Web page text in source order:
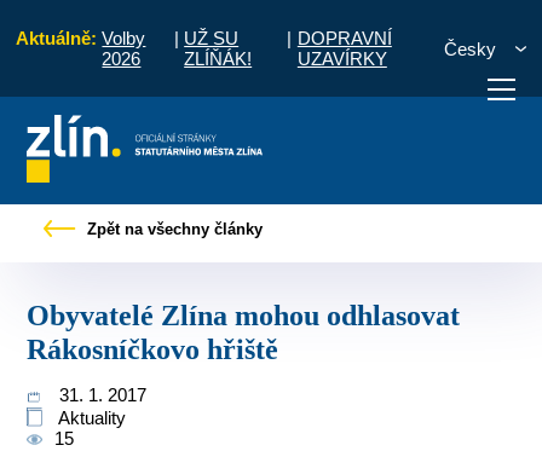
Aktuálně: Volby
2026
| UŽ SU
ZLÍŇÁK!
| DOPRAVNÍ
UZAVÍRKY
Česky
vyřídit Potřebuji zaplatit
Zpět na všechny články
Obyvatelé Zlína mohou odhlasovat
Rákosníčkovo hřiště
31. 1. 2017
Aktuality
15